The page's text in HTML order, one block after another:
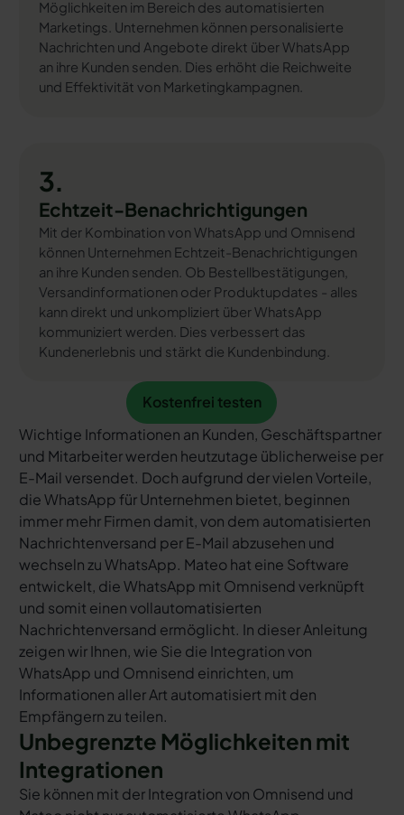
Möglichkeiten im Bereich des automatisierten
Marketings. Unternehmen können personalisierte
Nachrichten und Angebote direkt über WhatsApp
an ihre Kunden senden. Dies erhöht die Reichweite
und Effektivität von Marketingkampagnen.
3.
Echtzeit-Benachrichtigungen
Mit der Kombination von WhatsApp und Omnisend
können Unternehmen Echtzeit-Benachrichtigungen
an ihre Kunden senden. Ob Bestellbestätigungen,
Versandinformationen oder Produktupdates - alles
kann direkt und unkompliziert über WhatsApp
kommuniziert werden. Dies verbessert das
Kundenerlebnis und stärkt die Kundenbindung.
Kostenfrei testen
Kostenfrei testen
Wichtige Informationen an Kunden, Geschäftspartner
und Mitarbeiter werden heutzutage üblicherweise per
E-Mail versendet. Doch aufgrund der vielen Vorteile,
die WhatsApp für Unternehmen bietet, beginnen
immer mehr Firmen damit, von dem automatisierten
Nachrichtenversand per E-Mail abzusehen und
wechseln zu WhatsApp. Mateo hat eine Software
entwickelt, die WhatsApp mit Omnisend verknüpft
und somit einen vollautomatisierten
Nachrichtenversand ermöglicht. In dieser Anleitung
zeigen wir Ihnen, wie Sie die Integration von
WhatsApp und Omnisend einrichten, um
Informationen aller Art automatisiert mit den
Empfängern zu teilen.
Unbegrenzte Möglichkeiten mit
Integrationen
Sie können mit der Integration von Omnisend und